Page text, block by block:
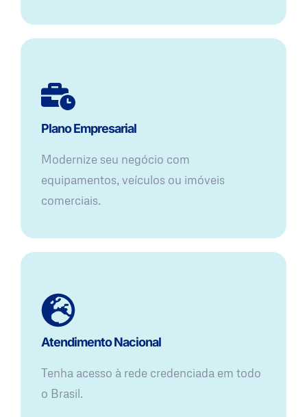
Plano Empresarial
Modernize seu negócio com
equipamentos, veículos ou imóveis
comerciais.
Atendimento Nacional
Tenha acesso à rede credenciada em todo
o Brasil.